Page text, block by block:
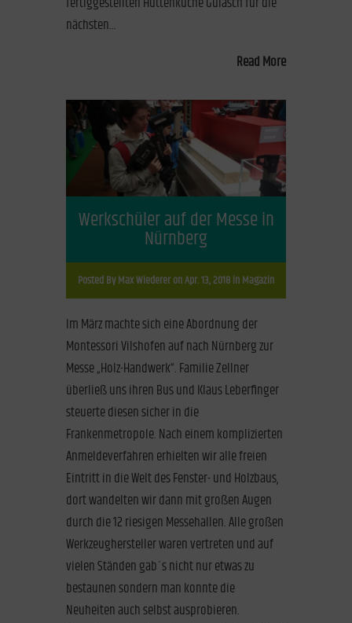
nächsten...
Read More
Werkschüler auf der Messe in
Nürnberg
Posted ByMax Wiedereron Apr. 13, 2018 inMagazin
Im März machte sich eine Abordnung der
Montessori Vilshofen auf nach Nürnberg zur
Messe „Holz-Handwerk“. Familie Zellner
überließ uns ihren Bus und Klaus Leberfinger
steuerte diesen sicher in die
Frankenmetropole. Nach einem komplizierten
Anmeldeverfahren erhielten wir alle freien
Eintritt in die Welt des Fenster- und Holzbaus,
dort wandelten wir dann mit großen Augen
durch die 12 riesigen Messehallen. Alle großen
Werkzeughersteller waren vertreten und auf
vielen Ständen gab´s nicht nur etwas zu
bestaunen sondern man konnte die
Neuheiten auch selbst ausprobieren.